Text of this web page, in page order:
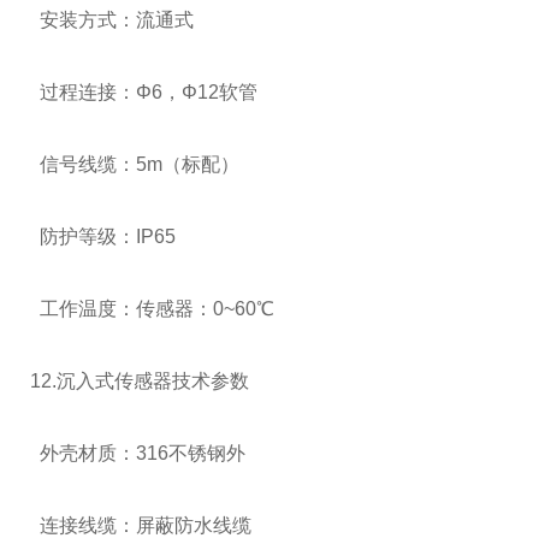
安装方式：流通式
过程连接： Φ6 ， Φ12软管
信号线缆： 5m （标配）
防护等级： IP65
工作温度：传感器： 0~60℃
12.沉入式传感器技术参数
外壳材质： 316不锈钢外
连接线缆：屏蔽防水线缆